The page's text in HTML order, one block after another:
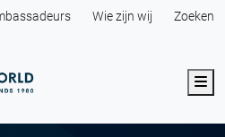
Wie zijn wij Zoeken